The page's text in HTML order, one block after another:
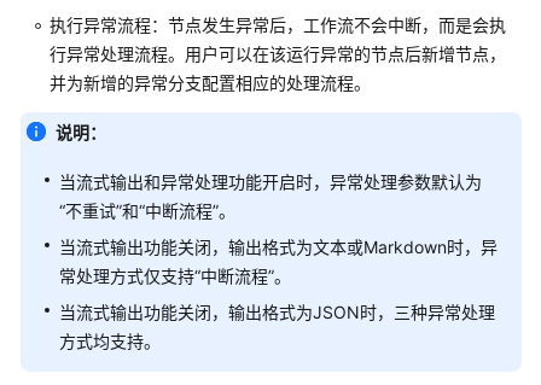
高
代
码
发
智
能
运
执行异常流程：节点发生异常后，工作流不会中断，而是会执
行异常处理流程。用户可以在该运行异常的节点后新增节点，
并为新增的异常分支配置相应的处理流程。
说明：
当流式输出和异常处理功能开启时，异常处理参数默认为
“不重试”和“中断流程”。
当流式输出功能关闭，输出格式为文本或Markdown时，异
常处理方式仅支持“中断流程”。
当流式输出功能关闭，输出格式为JSON时，三种异常处理
方式均支持。